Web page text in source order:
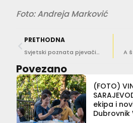
Foto: Andreja Marković
PRETHODNA
Svjetski poznata pjevačica Bebe Rexha stigla i u Dubrovnik
Povezano
(FOTO)
ekipa i
Dubrovnik